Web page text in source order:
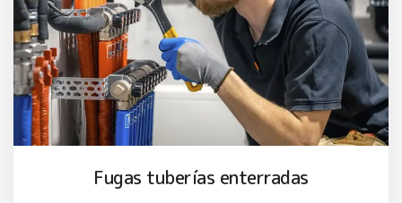
Fugas tuberías enterradas